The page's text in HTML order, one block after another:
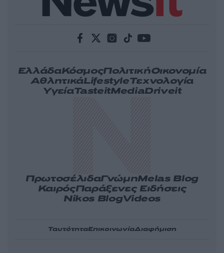
ΕλλάδαΚόσμοςΠολιτικήΟικονομία
ΑθλητικάLifestyleΤεχνολογία
ΥγείαTasteitMediaDriveit
ΠρωτοσέλιδαΓνώμηMelas Blog
ΚαιρόςΠαράξενες Ειδήσεις
Nikos BlogVideos
ΤαυτότηταΕπικοινωνίαΔιαφήμιση